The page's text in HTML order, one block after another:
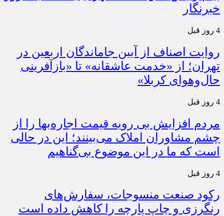
خبرنگار
4 روز قبل
روایت اصناف از آیین جاماندگان اربعین در
تهران؛ از «خدمت عاشقانه» تا «بازآفرینی
حال‌وهوای کربلا»
4 روز قبل
مردم افزایش بی رویه قیمت اجاره‌بها را از
چشم مشاوران املاک می‌بینند؛ این در حالی
است که ما در این موضوع بی‌گناهیم
4 روز قبل
رکود صنعت منسوجات، سفارش‌های
رنگرزی و چاپ پارچه را کاهش داده است